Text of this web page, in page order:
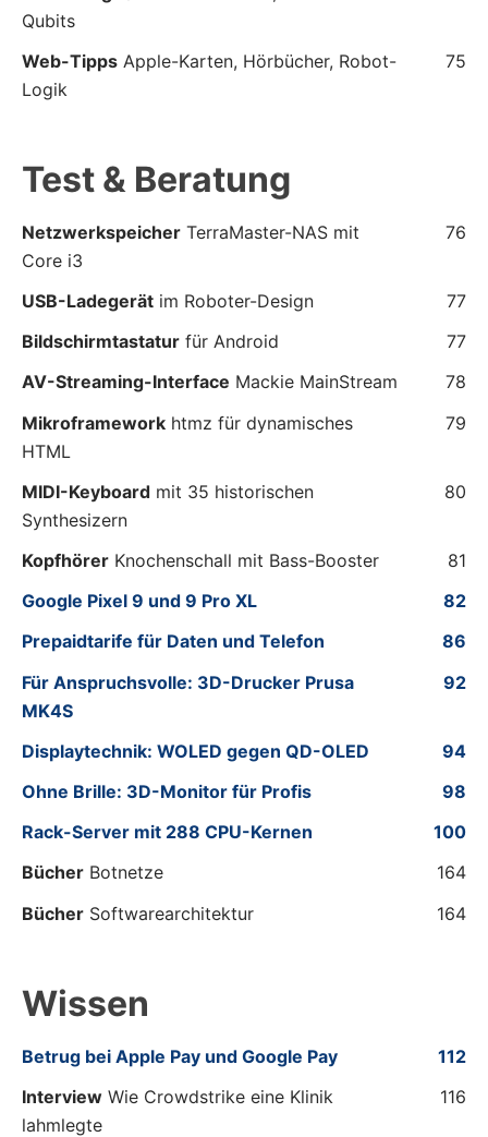
Qubits
Web-Tipps Apple-Karten, Hörbücher, Robot-
Logik
75
Test & Beratung
Netzwerkspeicher TerraMaster-NAS mit
Core i3
76
USB-Ladegerät im Roboter-Design
77
Bildschirmtastatur für Android
77
AV-Streaming-Interface Mackie MainStream
78
Mikroframework htmz für dynamisches
HTML
79
MIDI-Keyboard mit 35 historischen
Synthesizern
80
Kopfhörer Knochenschall mit Bass-Booster
81
Google Pixel 9 und 9 Pro XL
82
Prepaidtarife für Daten und Telefon
86
Für Anspruchsvolle: 3D-Drucker Prusa
MK4S
92
Displaytechnik: WOLED gegen QD-OLED
94
Ohne Brille: 3D-Monitor für Profis
98
Rack-Server mit 288 CPU-Kernen
100
Bücher Botnetze
164
Bücher Softwarearchitektur 164
Wissen
Betrug bei Apple Pay und Google Pay
112
Interview Wie Crowdstrike eine Klinik
lahmlegte
116